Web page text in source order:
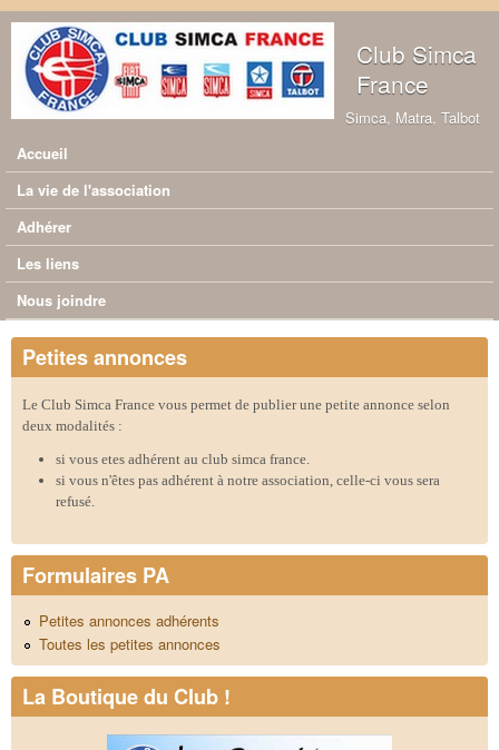
Aller au contenu principal
Club Simca
France
Simca, Matra, Talbot
Menu principal
Accueil
La vie de l'association
Adhérer
Les liens
Nous joindre
Petites annonces
Le Club Simca France vous permet de publier une petite annonce selon
deux modalités :
si vous etes adhérent au club simca france.
si vous n'êtes pas adhérent à notre association, celle-ci vous sera
refusé.
Formulaires PA
Petites annonces adhérents
Toutes les petites annonces
La Boutique du Club !